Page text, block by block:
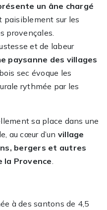
un âne chargé
paisiblement sur les
provençales.
et de labeur
paysanne des villages
sec évoque les
rythmée par les
sa place dans une
au cœur d’un village
bergers et autres
la Provence
à des santons de 4,5